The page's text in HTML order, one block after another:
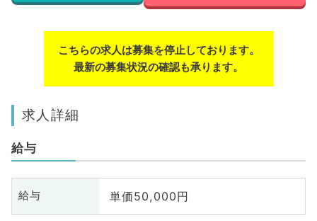
こちらの求人は募集を停止しております。
最新の募集状況の確認も承ります。
求人詳細
給与
給与 単価50,000円